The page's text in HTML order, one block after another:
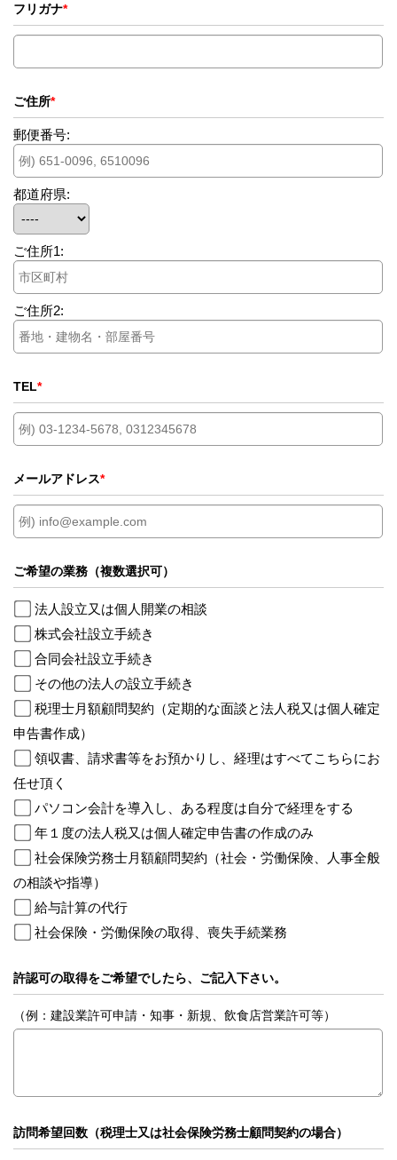
フリガナ*
ご住所*
郵便番号:
都道府県:
ご住所1:
ご住所2:
TEL*
メールアドレス*
ご希望の業務（複数選択可）
法人設立又は個人開業の相談
株式会社設立手続き
合同会社設立手続き
その他の法人の設立手続き
税理士月額顧問契約（定期的な面談と法人税又は個人確定
申告書作成）
領収書、請求書等をお預かりし、経理はすべてこちらにお
任せ頂く
パソコン会計を導入し、ある程度は自分で経理をする
年１度の法人税又は個人確定申告書の作成のみ
社会保険労務士月額顧問契約（社会・労働保険、人事全般
の相談や指導）
給与計算の代行
社会保険・労働保険の取得、喪失手続業務
許認可の取得をご希望でしたら、ご記入下さい。
（例：建設業許可申請・知事・新規、飲食店営業許可等）
訪問希望回数（税理士又は社会保険労務士顧問契約の場合）